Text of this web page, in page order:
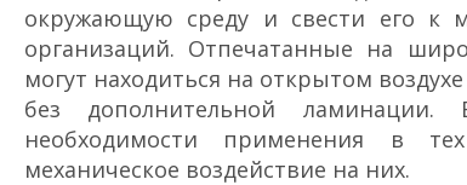
окружающую среду и свести его к
организаций. Отпечатанные на
могут находиться на открытом
без дополнительной ламинации.
необходимости применения в
механическое воздействие на них.